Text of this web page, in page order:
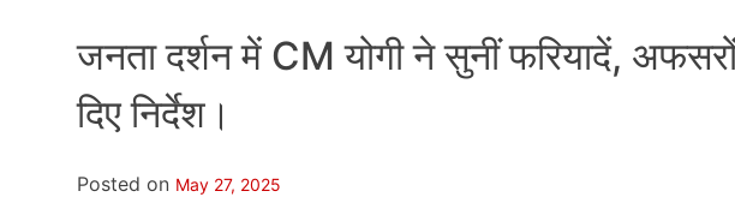
जनता दर्शन में CM योगी ने सुनीं फरियादें,
दिए निर्देश।
Posted on May 27, 2025